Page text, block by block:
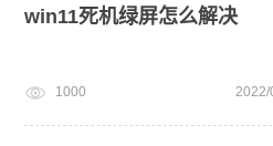
win11死机绿屏怎么解决
1000 2022/